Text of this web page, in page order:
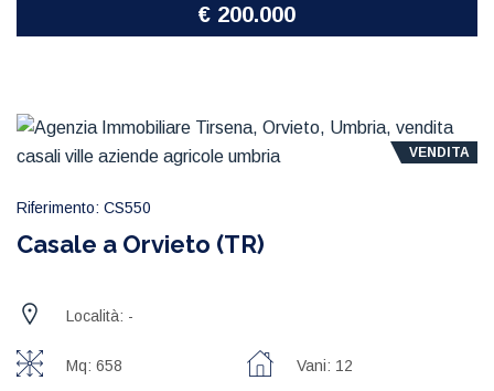
€ 200.000
VENDITA
Riferimento: CS550
Casale a Orvieto (TR)
Località: -
Mq: 658 Vani: 12